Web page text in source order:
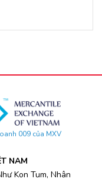
009 của MXV
NAM
Kon Tum, Nhân